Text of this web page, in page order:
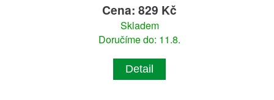
Cena: 829 Kč
Skladem
Doručíme do: 11.8.
Detail